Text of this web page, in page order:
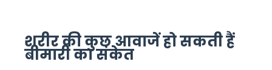
शरीर की कुछ आवाजें हो सकती हैं
बीमारी का संकेत